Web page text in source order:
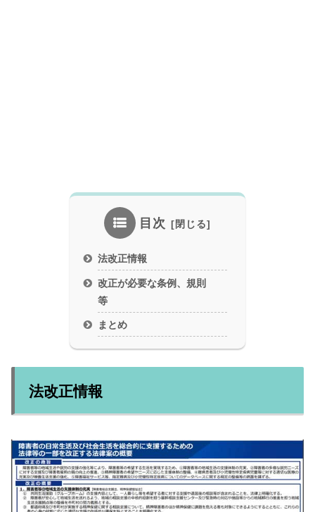
目次
法改正情報
改正が必要な条例、規則
等
まとめ
法改正情報